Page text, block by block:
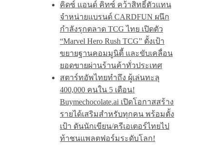
คิดซ์ แอนด์ คิทซ์ คว้าสิทธิ์ตัวแทน
จำหน่ายแบรนด์ CARDFUN ผนึก
กำลังรุกตลาด TCG ไทย เปิดตัว
“Marvel Hero Rush TCG” ตั้งเป้า
ขยายฐานคอมมูนิตี้ และขับเคลื่อน
ยอดขายผ่านร้านค้าทั่วประเทศ
สตาร์ทอัพไทยทำถึง ผู้เล่นทะลุ
400,000 คนใน 5 เดือน!
Buymechocolate.ai เปิดโอกาสสร้าง
รายได้เสริมสำหรับทุกคน พร้อมตั้ง
เป้า ดันนักเขียน/ครีเอเตอร์ไทยไป
ท้าชนแพลตฟอร์มระดับโลก!